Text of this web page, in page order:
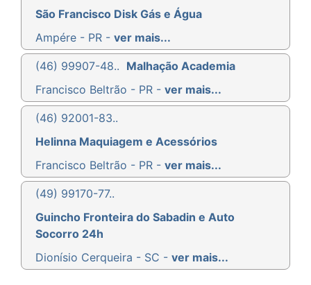
São Francisco Disk Gás e Água
Ampére - PR - ver mais...
(46) 99907-48.. Malhação Academia
Francisco Beltrão - PR - ver mais...
(46) 92001-83..
Helinna Maquiagem e Acessórios
Francisco Beltrão - PR - ver mais...
(49) 99170-77..
Guincho Fronteira do Sabadin e Auto
Socorro 24h
Dionísio Cerqueira - SC - ver mais...